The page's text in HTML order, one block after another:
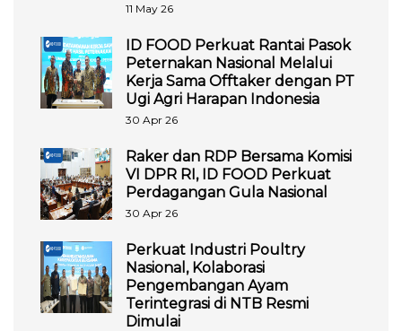
11 May 26
ID FOOD Perkuat Rantai Pasok
Peternakan Nasional Melalui
Kerja Sama Offtaker dengan PT
Ugi Agri Harapan Indonesia
30 Apr 26
Raker dan RDP Bersama Komisi
VI DPR RI, ID FOOD Perkuat
Perdagangan Gula Nasional
30 Apr 26
Perkuat Industri Poultry
Nasional, Kolaborasi
Pengembangan Ayam
Terintegrasi di NTB Resmi
Dimulai